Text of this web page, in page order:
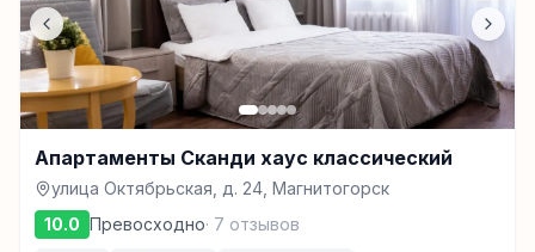
Апартаменты Сканди хаус классический
улица Октябрьская, д. 24, Магнитогорск
10.0 Превосходно· 7 отзывов